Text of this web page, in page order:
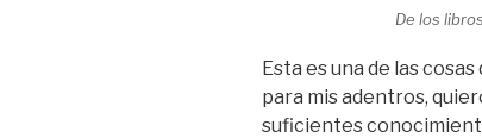
De los
Esta es una de las
para mis adentros,
suficientes